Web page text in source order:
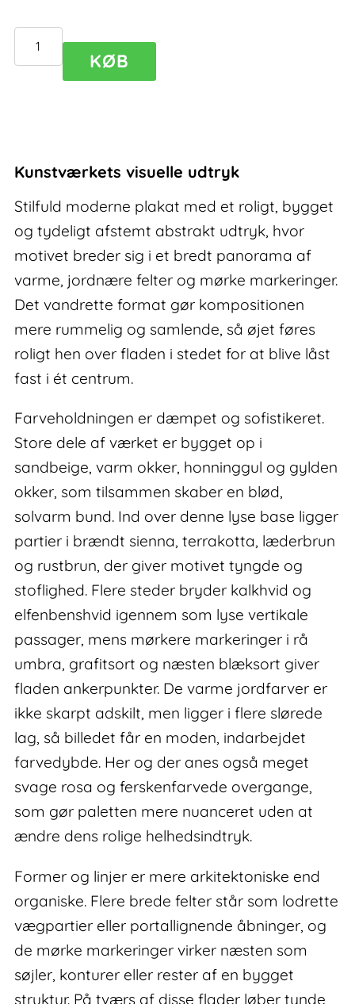
Adept
antal
KØB
Kunstværkets visuelle udtryk
Stilfuld moderne plakat med et roligt, bygget
og tydeligt afstemt abstrakt udtryk, hvor
motivet breder sig i et bredt panorama af
varme, jordnære felter og mørke markeringer.
Det vandrette format gør kompositionen
mere rummelig og samlende, så øjet føres
roligt hen over fladen i stedet for at blive låst
fast i ét centrum.
Farveholdningen er dæmpet og sofistikeret.
Store dele af værket er bygget op i
sandbeige, varm okker, honninggul og gylden
okker, som tilsammen skaber en blød,
solvarm bund. Ind over denne lyse base ligger
partier i brændt sienna, terrakotta, læderbrun
og rustbrun, der giver motivet tyngde og
stoflighed. Flere steder bryder kalkhvid og
elfenbenshvid igennem som lyse vertikale
passager, mens mørkere markeringer i rå
umbra, grafitsort og næsten blæksort giver
fladen ankerpunkter. De varme jordfarver er
ikke skarpt adskilt, men ligger i flere slørede
lag, så billedet får en moden, indarbejdet
farvedybde. Her og der anes også meget
svage rosa og ferskenfarvede overgange,
som gør paletten mere nuanceret uden at
ændre dens rolige helhedsindtryk.
Former og linjer er mere arkitektoniske end
organiske. Flere brede felter står som lodrette
vægpartier eller portallignende åbninger, og
de mørke markeringer virker næsten som
søjler, konturer eller rester af en bygget
struktur. På tværs af disse flader løber tynde